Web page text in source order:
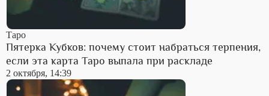
Таро
Пятерка Кубков: почему стоит набраться терпения,
если эта карта Таро выпала при раскладе
2 октября, 14:39